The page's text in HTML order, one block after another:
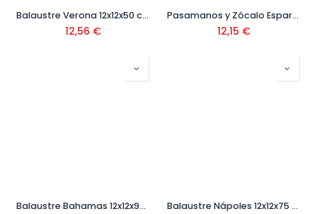
Balaustre Verona 12x12x50 cm
12,56 €
Pasamanos y Zócalo Esparta 6x15x100 cm
12,15 €
Balaustre Bahamas 12x12x90 cm Balaustre Nápoles 12x12x75 cm